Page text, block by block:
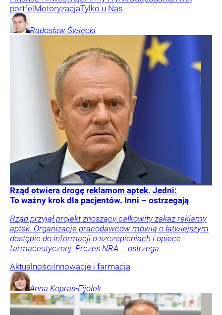
portfelMotoryzacjaTylko u Nas
Radosław Święcki
Rząd otwiera drogę reklamom aptek. Jedni:
To ważny krok dla pacjentów. Inni – ostrzegają
Rząd przyjął projekt znoszący całkowity zakaz reklamy
aptek. Organizacje pracodawców mówią o łatwiejszym
dostępie do informacji o szczepieniach i opiece
farmaceutycznej. Prezes NRA – ostrzega.
AktualnościInnowacje i farmacja
Anna Kopras-Fijołek